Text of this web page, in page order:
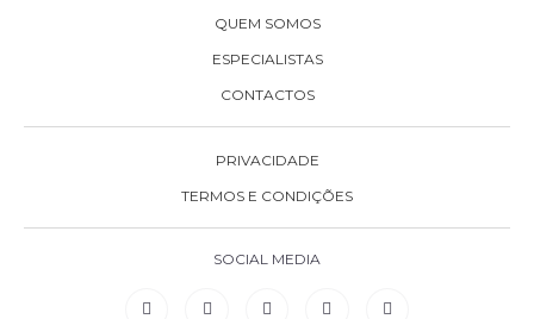
QUEM SOMOS
ESPECIALISTAS
CONTACTOS
PRIVACIDADE
TERMOS E CONDIÇÕES
SOCIAL MEDIA